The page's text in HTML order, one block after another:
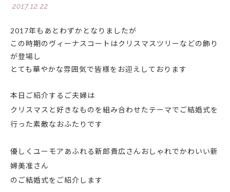
2017.12.22
2017年もあとわずかとなりましたが
この時期のヴィーナスコートはクリスマスツリーなどの飾り
が登場し
とても華やかな雰囲気で皆様をお迎えしております
本日ご紹介するご夫婦は
クリスマスと好きなものを組み合わせたテーマでご結婚式を
行った素敵なおふたりです
優しくユーモアあふれる新郎貴広さん おしゃれでかわいい新
婦美准さん
のご結婚式をご紹介します